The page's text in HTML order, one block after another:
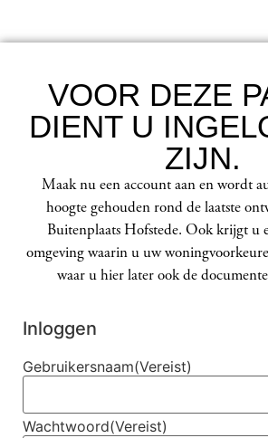
VOOR DEZE
DIENT U
ZIJN.
Maak nu een account aan en wordt
hoogte gehouden rond de laatste
Buitenplaats Hofstede. Ook krijgt u
omgeving waarin u uw
waar u hier later ook de
Inloggen
Gebruikersnaam(Vereist)
Wachtwoord(Vereist)